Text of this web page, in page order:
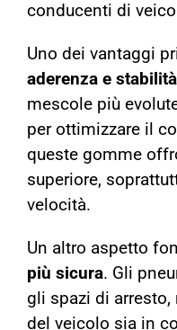
conducenti di
Uno dei vantaggi
aderenza e
mescole più
per ottimizzare il
queste gomme
superiore,
velocità.
Un altro aspetto
più sicura. Gli
gli spazi di
del veicolo sia in